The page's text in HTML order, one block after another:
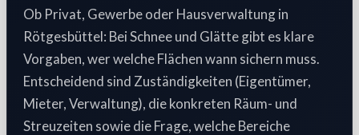
Ob Privat, Gewerbe oder Hausverwaltung in
Rötgesbüttel: Bei Schnee und Glätte gibt es klare
Vorgaben, wer welche Flächen wann sichern muss.
Entscheidend sind Zuständigkeiten (Eigentümer,
Mieter, Verwaltung), die konkreten Räum- und
Streuzeiten sowie die Frage, welche Bereiche